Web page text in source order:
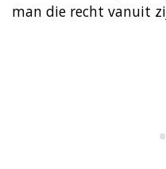
man die recht vanuit